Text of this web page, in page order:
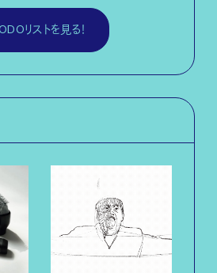
リストを見る！